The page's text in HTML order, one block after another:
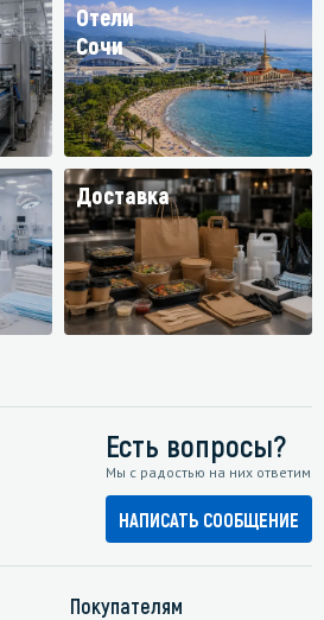
Отели
Сочи
Доставка
Есть вопросы?
Мы с радостью на них ответим
НАПИСАТЬ СООБЩЕНИЕ
Покупателям